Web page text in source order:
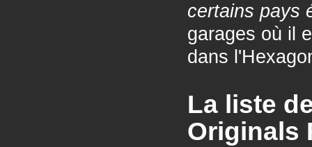
certains pays
garages où il
dans
La liste
Originals